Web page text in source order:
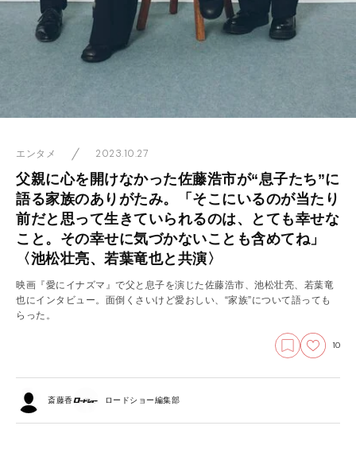
エンタメ 2023.10.27
父親に心を開けなかった佐藤浩市が“息子たち”に
語る家族のありがたみ。「そこにいるのが当たり
前だと思って生きていられるのは、とても幸せな
こと。その幸せに気づかないことも含めてね」
〈池松壮亮、若葉竜也と共演〉
映画『愛にイナズマ』で父と息子を演じた佐藤浩市、池松壮亮、若葉竜
也にインタビュー。面倒くさいけど愛おしい、“家族”について語っても
らった。
10
斎藤香 ロードショー編集部